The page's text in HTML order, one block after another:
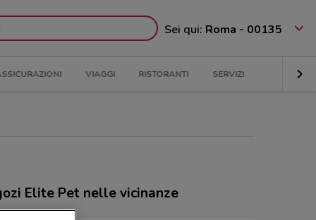
Sei qui: Roma - 00135
VIAGGI RISTORANTI SERVIZI
Elite Pet nelle vicinanze